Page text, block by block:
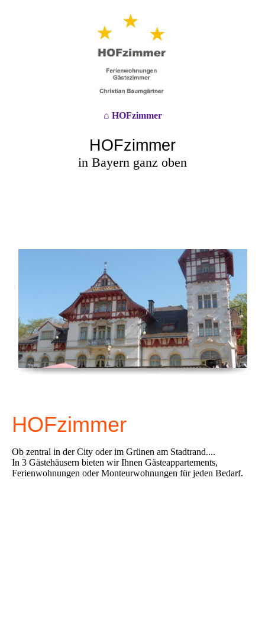
HOFzimmer
in Bayern ganz oben
⌂ HOFzimmer
HOFzimmer
Ob zentral in der City oder im Grünen am Stadtrand....
In 3 Gästehäusern bieten wir Ihnen Gästeappartements,
Ferienwohnungen oder Monteurwohnungen für jeden Bedarf.